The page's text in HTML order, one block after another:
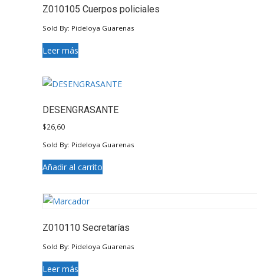
Z010105 Cuerpos policiales
Sold By: Pideloya Guarenas
Leer más
DESENGRASANTE
$26,60
Sold By: Pideloya Guarenas
Añadir al carrito
Z010110 Secretarías
Sold By: Pideloya Guarenas
Leer más